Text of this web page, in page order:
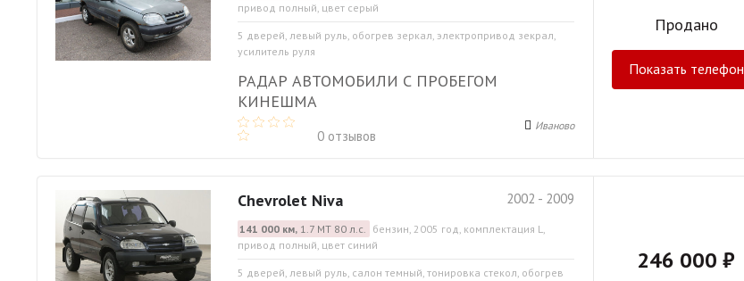
привод полный, цвет серый
5 дверей, левый руль, обогрев зеркал, электропривод зекрал,
усилитель руля
РАДАР АВТОМОБИЛИ С ПРОБЕГОМ
КИНЕШМА
0 отзывов
Иваново
Продано
Показать телефон
2002 - 2009
Chevrolet Niva
141 000 км,1.7 МТ 80 л.с. бензин, 2005 год, комплектация L,
привод полный, цвет синий
5 дверей, левый руль, салон темный, тонировка стекол, обогрев
246 000 ₽